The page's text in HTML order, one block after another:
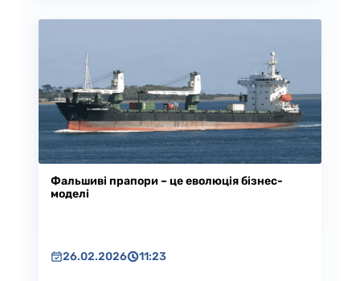
Фальшиві прапори – це еволюція бізнес-
моделі
26.02.2026 11:23